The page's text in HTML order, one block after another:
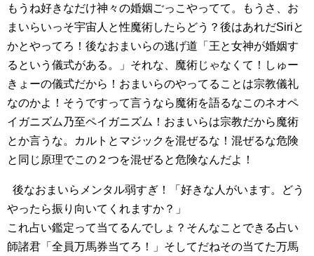
もうね好きなだけ神々の婚姻ごっこやってて。もうさ、お
まいらいっそ宇宙人と性魔術したらどう？後はあれだSiriと
かとやってろ！後なおまいらの逃げ道「王と女神が婚姻す
るという儀式がある。」それな、魔術じゃなくて！しゅー
きょーの儀式だから！おまいらのやってることは宗教儀礼
なのかよ！そうですって言うなら魔術を語るなこのネオペ
イガニズム乃至ペイガニズム！おまいらは宗教だから魔術
とか言うな。カルトとマジックを混ぜるな！混ぜるな危険
と同じ原理でこの２つを混ぜると危険なんだよ！
後なおまいらメンタル弱すぎ！「好きな人がいます。どう
やったら振り向いてくれますか？」
これ占い鑑定って当てるんでしょ？そんなことできる占い
師諸君「全員万馬券当てろ！」そしてだねその当てた万馬